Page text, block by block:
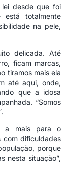
desde que foi
totalmente
na pele,
delicada. Até
ficam marcas,
tiramos mais ela
até aqui, onde,
que a idosa
“Somos
a mais para o
com dificuldades
porque
nesta situação”,